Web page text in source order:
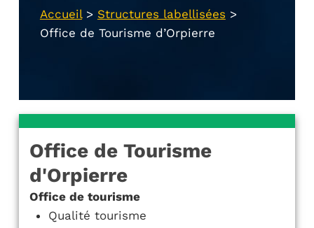
Accueil> Structures labellisées >
Office de Tourisme d’Orpierre
Office de Tourisme
d'Orpierre
Office de tourisme
Qualité tourisme